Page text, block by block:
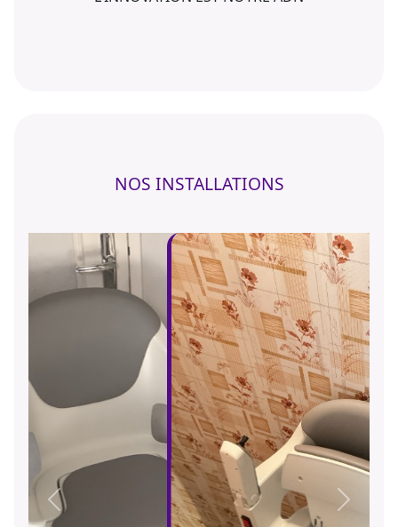
NOS INSTALLATIONS
Précédent Suivant